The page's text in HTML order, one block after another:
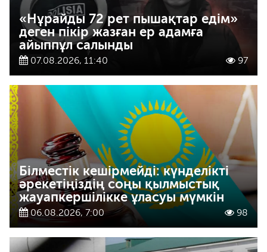
«Нұрайды 72 рет пышақтар едім»
деген пікір жазған ер адамға
айыппұл салынды
07.08.2026, 11:40 97
Білместік кешірмейді: күнделікті
әрекетіңіздің соңы қылмыстық
жауапкершілікке ұласуы мүмкін
06.08.2026, 7:00 98